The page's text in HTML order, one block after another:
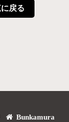
戻る
Bunkamura